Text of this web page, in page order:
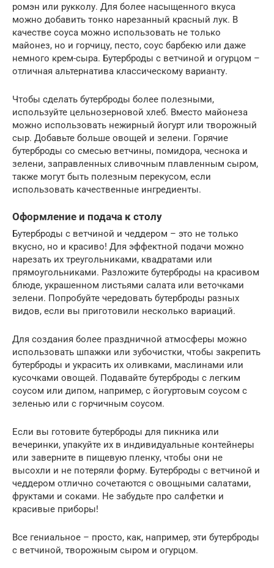
ромэн или рукколу. Для более насыщенного вкуса
можно добавить тонко нарезанный красный лук. В
качестве соуса можно использовать не только
майонез, но и горчицу, песто, соус барбекю или даже
немного крем-сыра. Бутерброды с ветчиной и огурцом –
отличная альтернатива классическому варианту.
Чтобы сделать бутерброды более полезными,
используйте цельнозерновой хлеб. Вместо майонеза
можно использовать нежирный йогурт или творожный
сыр. Добавьте больше овощей и зелени. Горячие
бутерброды со смесью ветчины, помидора, чеснока и
зелени, заправленных сливочным плавленным сыром,
также могут быть полезным перекусом, если
использовать качественные ингредиенты.
Оформление и подача к столу
Бутерброды с ветчиной и чеддером – это не только
вкусно, но и красиво! Для эффектной подачи можно
нарезать их треугольниками, квадратами или
прямоугольниками. Разложите бутерброды на красивом
блюде, украшенном листьями салата или веточками
зелени. Попробуйте чередовать бутерброды разных
видов, если вы приготовили несколько вариаций.
Для создания более праздничной атмосферы можно
использовать шпажки или зубочистки, чтобы закрепить
бутерброды и украсить их оливками, маслинами или
кусочками овощей. Подавайте бутерброды с легким
соусом или дипом, например, с йогуртовым соусом с
зеленью или с горчичным соусом.
Если вы готовите бутерброды для пикника или
вечеринки, упакуйте их в индивидуальные контейнеры
или заверните в пищевую пленку, чтобы они не
высохли и не потеряли форму. Бутерброды с ветчиной и
чеддером отлично сочетаются с овощными салатами,
фруктами и соками. Не забудьте про салфетки и
красивые приборы!
Все гениальное – просто, как, например, эти бутерброды
с ветчиной, творожным сыром и огурцом.